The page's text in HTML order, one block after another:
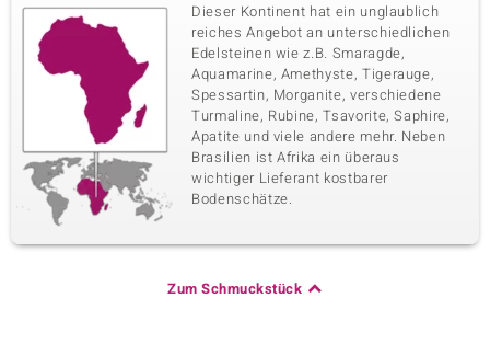
Dieser Kontinent hat ein unglaublich
reiches Angebot an unterschiedlichen
Edelsteinen wie z.B. Smaragde,
Aquamarine, Amethyste, Tigerauge,
Spessartin, Morganite, verschiedene
Turmaline, Rubine, Tsavorite, Saphire,
Apatite und viele andere mehr. Neben
Brasilien ist Afrika ein überaus
wichtiger Lieferant kostbarer
Bodenschätze.
Zum Schmuckstück